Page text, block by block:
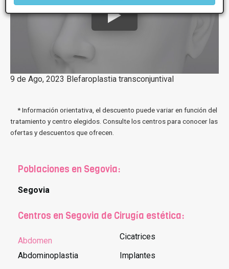
9 de Ago, 2023 Blefaroplastia transconjuntival
* Información orientativa, el descuento puede variar en función del
tratamiento y centro elegidos. Consulte los centros para conocer las
ofertas y descuentos que ofrecen.
Poblaciones en Segovia:
Segovia
Centros en Segovia de Cirugía estética:
Abdomen
Abdominoplastia
Cicatrices
Implantes